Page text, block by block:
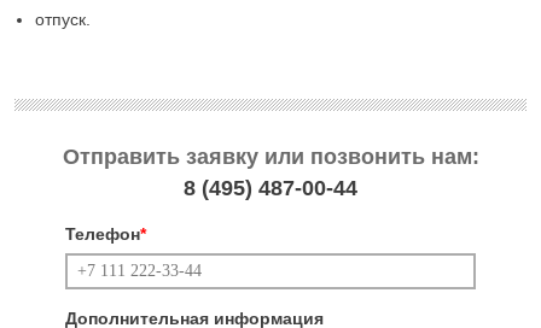
отпуск.
Отправить заявку или позвонить нам:
8 (495) 487-00-44
Телефон*
Дополнительная информация